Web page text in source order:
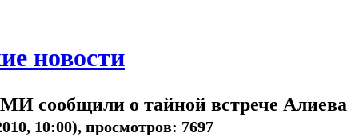
новости
сообщили о тайной встрече Алиева
10:00), просмотров: 7697